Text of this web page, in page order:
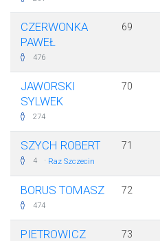
CZERWONKA
PAWEŁ
476
69
JAWORSKI
SYLWEK
274
70
SZYCH ROBERT
4 · Raz Szczecin
71
BORUS TOMASZ
474
72
PIETROWICZ
73